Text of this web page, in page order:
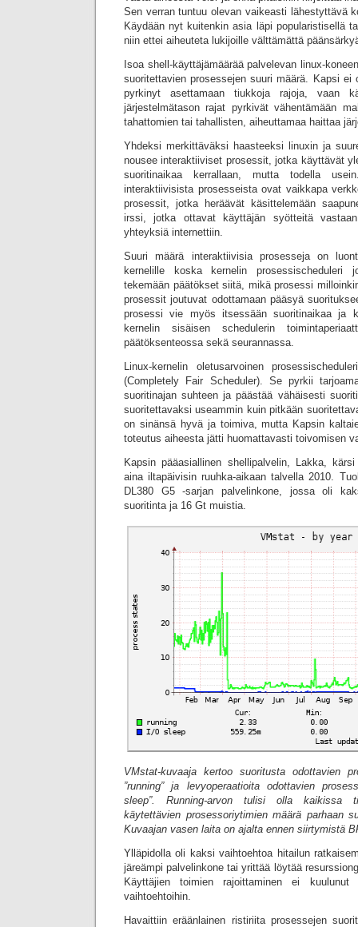
Sen verran tuntuu olevan vaikeasti lähestyttävä
Käydään nyt kuitenkin asia läpi popularistisellä
niin ettei aiheuteta lukijoille välttämättä
Isoa shell-käyttäjämäärää palvelevan linux-
suoritettavien prosessejen suuri määrä. Kapsi ei
pyrkinyt asettamaan tiukkoja rajoja, vaan
järjestelmätason rajat pyrkivät vähentämään
tahattomien tai tahallisten, aiheuttamaa haittaa
Yhdeksi merkittäväksi haasteeksi linuxin ja
nousee interaktiiviset prosessit, jotka käyttävät
suoritinaikaa kerrallaan, mutta todella
interaktiivisista prosesseista ovat vaikkapa
prosessit, jotka heräävät käsittelemään
irssi, jotka ottavat käyttäjän syötteitä
yhteyksiä internettiin.
Suuri määrä interaktiivisia prosesseja on
kernelille koska kernelin prosessischeduleri
tekemään päätökset siitä, mikä prosessi
prosessit joutuvat odottamaan pääsyä
prosessi vie myös itsessään suoritinaikaa ja
kernelin sisäisen schedulerin
päätöksenteossa sekä seurannassa.
Linux-kernelin oletusarvoinen
(Completely Fair Scheduler). Se pyrkii
suoritinajan suhteen ja päästää vähäisesti
suoritettavaksi useammin kuin pitkään
on sinänsä hyvä ja toimiva, mutta Kapsin
toteutus aiheesta jätti huomattavasti toivomisen
Kapsin pääasiallinen shellipalvelin, Lakka,
aina iltapäivisin ruuhka-aikaan talvella 2010.
DL380 G5 -sarjan palvelinkone, jossa oli
suoritinta ja 16 Gt muistia.
VMstat-kuvaaja kertoo suoritusta odottavien
”running” ja levyoperaatioita odottavien
sleep”. Running-arvon tulisi olla kaikissa
käytettävien prosessoriytimien määrä parhaan
Kuvaajan vasen laita on ajalta ennen siirtymistä
Ylläpidolla oli kaksi vaihtoehtoa hitailun
järeämpi palvelinkone tai yrittää löytää
Käyttäjien toimien rajoittaminen ei kuulunut
vaihtoehtoihin.
Havaittiin eräänlainen ristiriita prosessejen